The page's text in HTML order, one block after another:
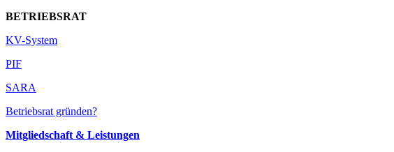
BETRIEBSRAT
KV-System
PIF
SARA
Betriebsrat gründen?
Mitgliedschaft & Leistungen